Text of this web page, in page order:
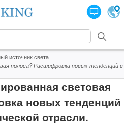
источник света
полоса? Расшифровка новых тенденций в
световая
новых тенденций
отрасли.